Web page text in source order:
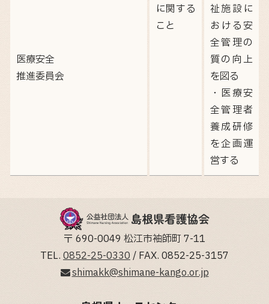
医療安全
推進委員会
に関する
こと
祉施設に
おける安
全管理の
質の向上
を図る
・医療安
全管理者
養成研修
を企画運
営する
〒 690-0049 松江市袖師町 7-11
TEL. 0852-25-0330 / FAX. 0852-25-3157
shimakk@shimane-kango.or.jp